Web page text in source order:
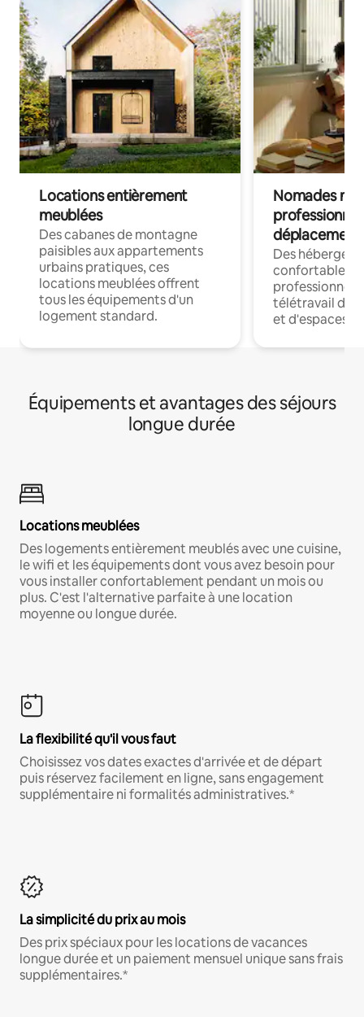
Locations entièrement
meublées
Des cabanes de montagne
paisibles aux appartements
urbains pratiques, ces
locations meublées offrent
tous les équipements d'un
logement standard.
Nomades
déplacement
Des
confortables
professionnels
télétravail
et d'espaces
Équipements et avantages des séjours
longue durée
Locations meublées
Des logements entièrement meublés avec une cuisine,
le wifi et les équipements dont vous avez besoin pour
vous installer confortablement pendant un mois ou
plus. C'est l'alternative parfaite à une location
moyenne ou longue durée.
La flexibilité qu'il vous faut
Choisissez vos dates exactes d'arrivée et de départ
puis réservez facilement en ligne, sans engagement
supplémentaire ni formalités administratives.*
La simplicité du prix au mois
Des prix spéciaux pour les locations de vacances
longue durée et un paiement mensuel unique sans frais
supplémentaires.*